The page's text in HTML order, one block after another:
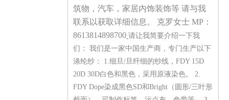
筑物，汽车，家居内饰装饰等 请与我
联系以获取详细信息。 克罗女士 MP：
8613814898700 请让我简要介绍一下我
们： 我们是一家中国生产商，专门生产以下
涤纶纱： 1.细旦/旦纤细的纱线，FDY 15D
20D 30D白色和黑色，采用原液染色。 2.
FDY Dope染成黑色SD和Bright（圆形/三叶形